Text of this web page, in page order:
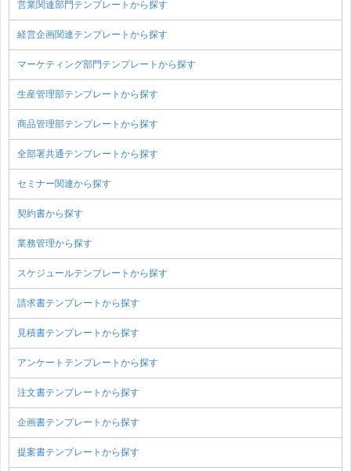
営業関連部門テンプレートから探す
経営企画関連テンプレートから探す
マーケティング部門テンプレートから探す
生産管理部テンプレートから探す
商品管理部テンプレートから探す
全部署共通テンプレートから探す
セミナー関連から探す
契約書から探す
業務管理から探す
スケジュールテンプレートから探す
請求書テンプレートから探す
見積書テンプレートから探す
アンケートテンプレートから探す
注文書テンプレートから探す
企画書テンプレートから探す
提案書テンプレートから探す